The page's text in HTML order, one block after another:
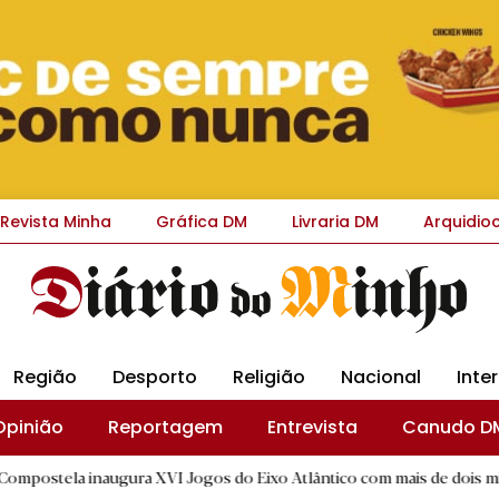
Revista Minha Gráfica DM Livraria DM
Região Desporto Religião Nacional
Reportagem Entrevista Canudo
XVI Jogos do Eixo Atlântico com mais de dois mil atletas |